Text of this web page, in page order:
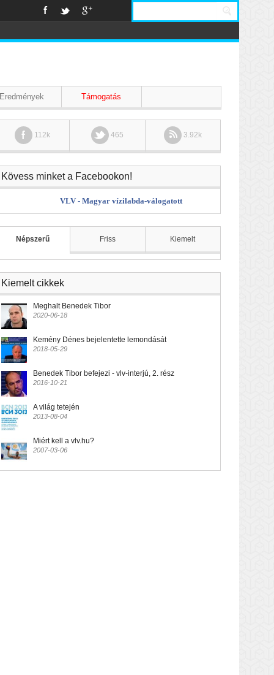
Eredmények Támogatás
112k 465 3.92k
Kövess minket a Facebookon!
VLV - Magyar vízilabda-válogatott
Népszerű Friss Kiemelt
Kiemelt cikkek
Meghalt Benedek Tibor
2020-06-18
Kemény Dénes bejelentette lemondását
2018-05-29
Benedek Tibor befejezi - vlv-interjú, 2. rész
2016-10-21
A világ tetején
2013-08-04
Miért kell a vlv.hu?
2007-03-06